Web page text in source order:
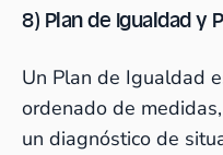
8) Plan de Igualdad y
Un Plan de Igualdad
ordenado de
un diagnóstico de